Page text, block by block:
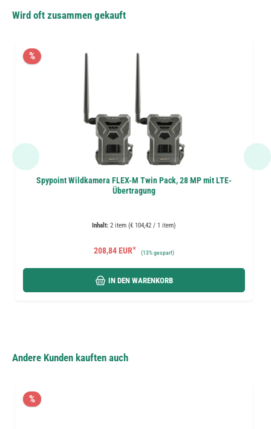
Wird oft zusammen gekauft
%
Spypoint Wildkamera FLEX-M Twin Pack, 28 MP mit LTE-
Übertragung
Inhalt: 2 item (€ 104,42 / 1 item)
208,84 EUR* (13%gespart)
IN DEN WARENKORB
Andere Kunden kauften auch
%